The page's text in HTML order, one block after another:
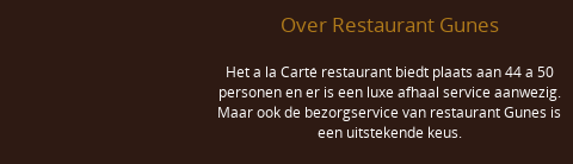
Over Restaurant Gunes
Het a la Carté restaurant biedt plaats aan 44 a 50
personen en er is een luxe afhaal service aanwezig.
Maar ook de bezorgservice van restaurant Gunes is
een uitstekende keus.